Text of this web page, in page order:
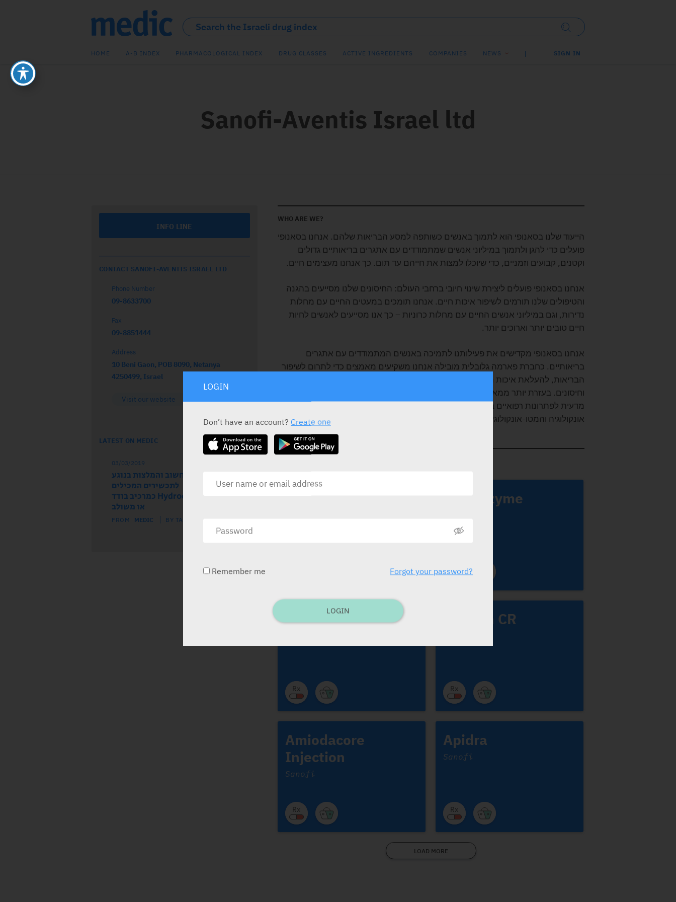
HOME A-B INDEX PHARMACOLOGICAL INDEX DRUG CLASSES ACTIVE INGREDIENTS COMPANIES NEWS SIGN IN
Sanofi-Aventis Israel ltd
INFO LINE
CONTACT SANOFI-AVENTIS ISRAEL LTD
Phone Number
09-8633700
Fax
09-8851444
Address
10 Beni Gaon, POB 8090, Netanya
4250499, Israel
Visit our website
LATEST ON MEDIC
03/03/2019
מידע בטיחות חשוב והמלצות בנוגע
לתכשירים המכילים
Hydrochlorothiazide כמרכיב בודד
או משולב
FROM MEDIC BY TALI HADAR
WHO ARE WE?
הייעוד שלנו בסאנופי הוא לתמוך באנשים כשותפה למסע הבריאות שלהם. אנחנו בסאנופי
פועלים כדי להגן ולתמוך במיליוני אנשים שמתמודדים עם אתגרים בריאותיים גדולים
וקטנים, קבועים וזמניים, כדי שיוכלו למצות את חייהם עד תום. כך אנחנו מעצימים חיים.
אנחנו בסאנופי פועלים ליצירת שינוי חיובי ברחבי העולם: החיסונים שלנו מסייעים בהגנה
והטיפולים שלנו תורמים לשיפור איכות חיים. אנחנו תומכים במעטים החיים עם מחלות
נדירות, וגם במיליוני אנשים החיים עם מחלות כרוניות – כך אנו מסייעים לאנשים לחיות
חיים טובים יותר וארוכים יותר.
אנחנו בסאנופי מקדישים את פעילותנו לתמיכה באנשים המתמודדים עם אתגרים
בריאותיים. כחברת פארמה גלובלית מובילה אנחנו משקיעים מאמצים כדי לתרום לשיפור
הבריאות, להעלאת איכות החיים ולהעצמתם באמצעות תרופות, טיפולים חדשניים
וחיסונים. בעזרת יותר ממאה אלף האנשים שלנו במאה מדינות אנו הופכים חדשנות
מדעית לפתרונות רפואיים ברחבי העולם תוך התמקדות בסוכרת, טרשת נפוצה,
אונקולוגיה והמטו-אונקולוגיה, מערכת הלב וכלי הדם ומערכת העצבים המרכזית.
Aldurazyme
Amaryl Ambien CR
Amiodacore
Injection
Sanofi
Apidra
Sanofi
LOAD MORE
LOGIN
Don’t have an account? Create one
Remember me Forgot your password?
LOGIN